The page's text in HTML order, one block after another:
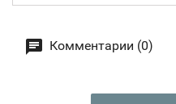
Комментарии (0)